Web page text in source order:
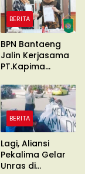
BERITA
BPN Bantaeng
Jalin Kerjasama
PT.Kapima
BERITA
Lagi, Aliansi
Pekalima Gelar
Unras di